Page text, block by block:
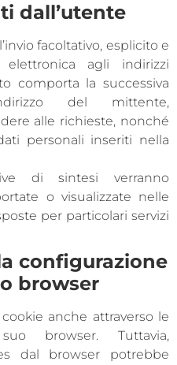
dall’utente
facoltativo, esplicito e
agli indirizzi
comporta la successiva
del mittente,
alle richieste, nonché
personali inseriti nella
di sintesi verranno
o visualizzate nelle
per particolari servizi
configurazione
browser
anche attraverso le
browser. Tuttavia,
dal browser potrebbe